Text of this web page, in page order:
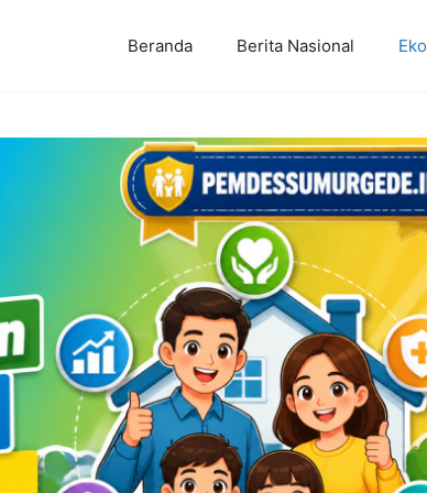
Beranda Berita Nasional